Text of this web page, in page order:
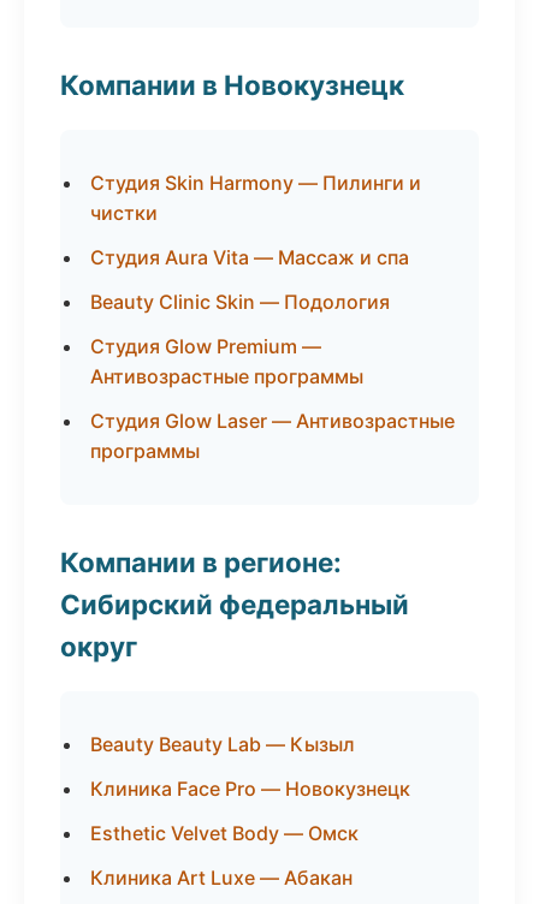
Компании в Новокузнецк
Студия Skin Harmony — Пилинги и
чистки
Студия Aura Vita — Массаж и спа
Beauty Clinic Skin — Подология
Студия Glow Premium —
Антивозрастные программы
Студия Glow Laser — Антивозрастные
программы
Компании в регионе:
Сибирский федеральный
округ
Beauty Beauty Lab — Кызыл
Клиника Face Pro — Новокузнецк
Esthetic Velvet Body — Омск
Клиника Art Luxe — Абакан